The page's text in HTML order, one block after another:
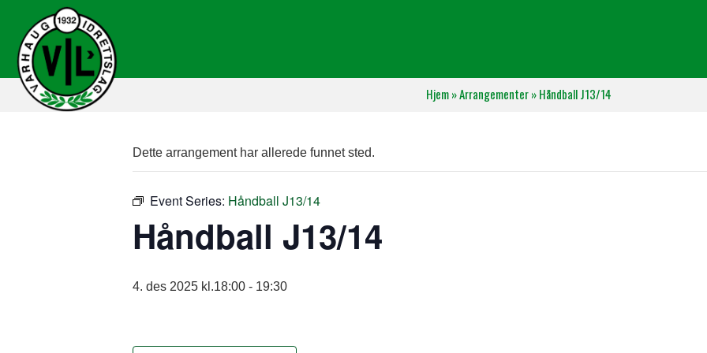
Hjem»Arrangementer»Håndball J13/14
Dette arrangement har allerede funnet sted.
Event Series: Håndball J13/14
Håndball J13/14
4. des 2025 kl.18:00 - 19:30